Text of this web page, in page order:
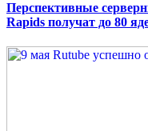
Перспективные
Rapids получат до 80